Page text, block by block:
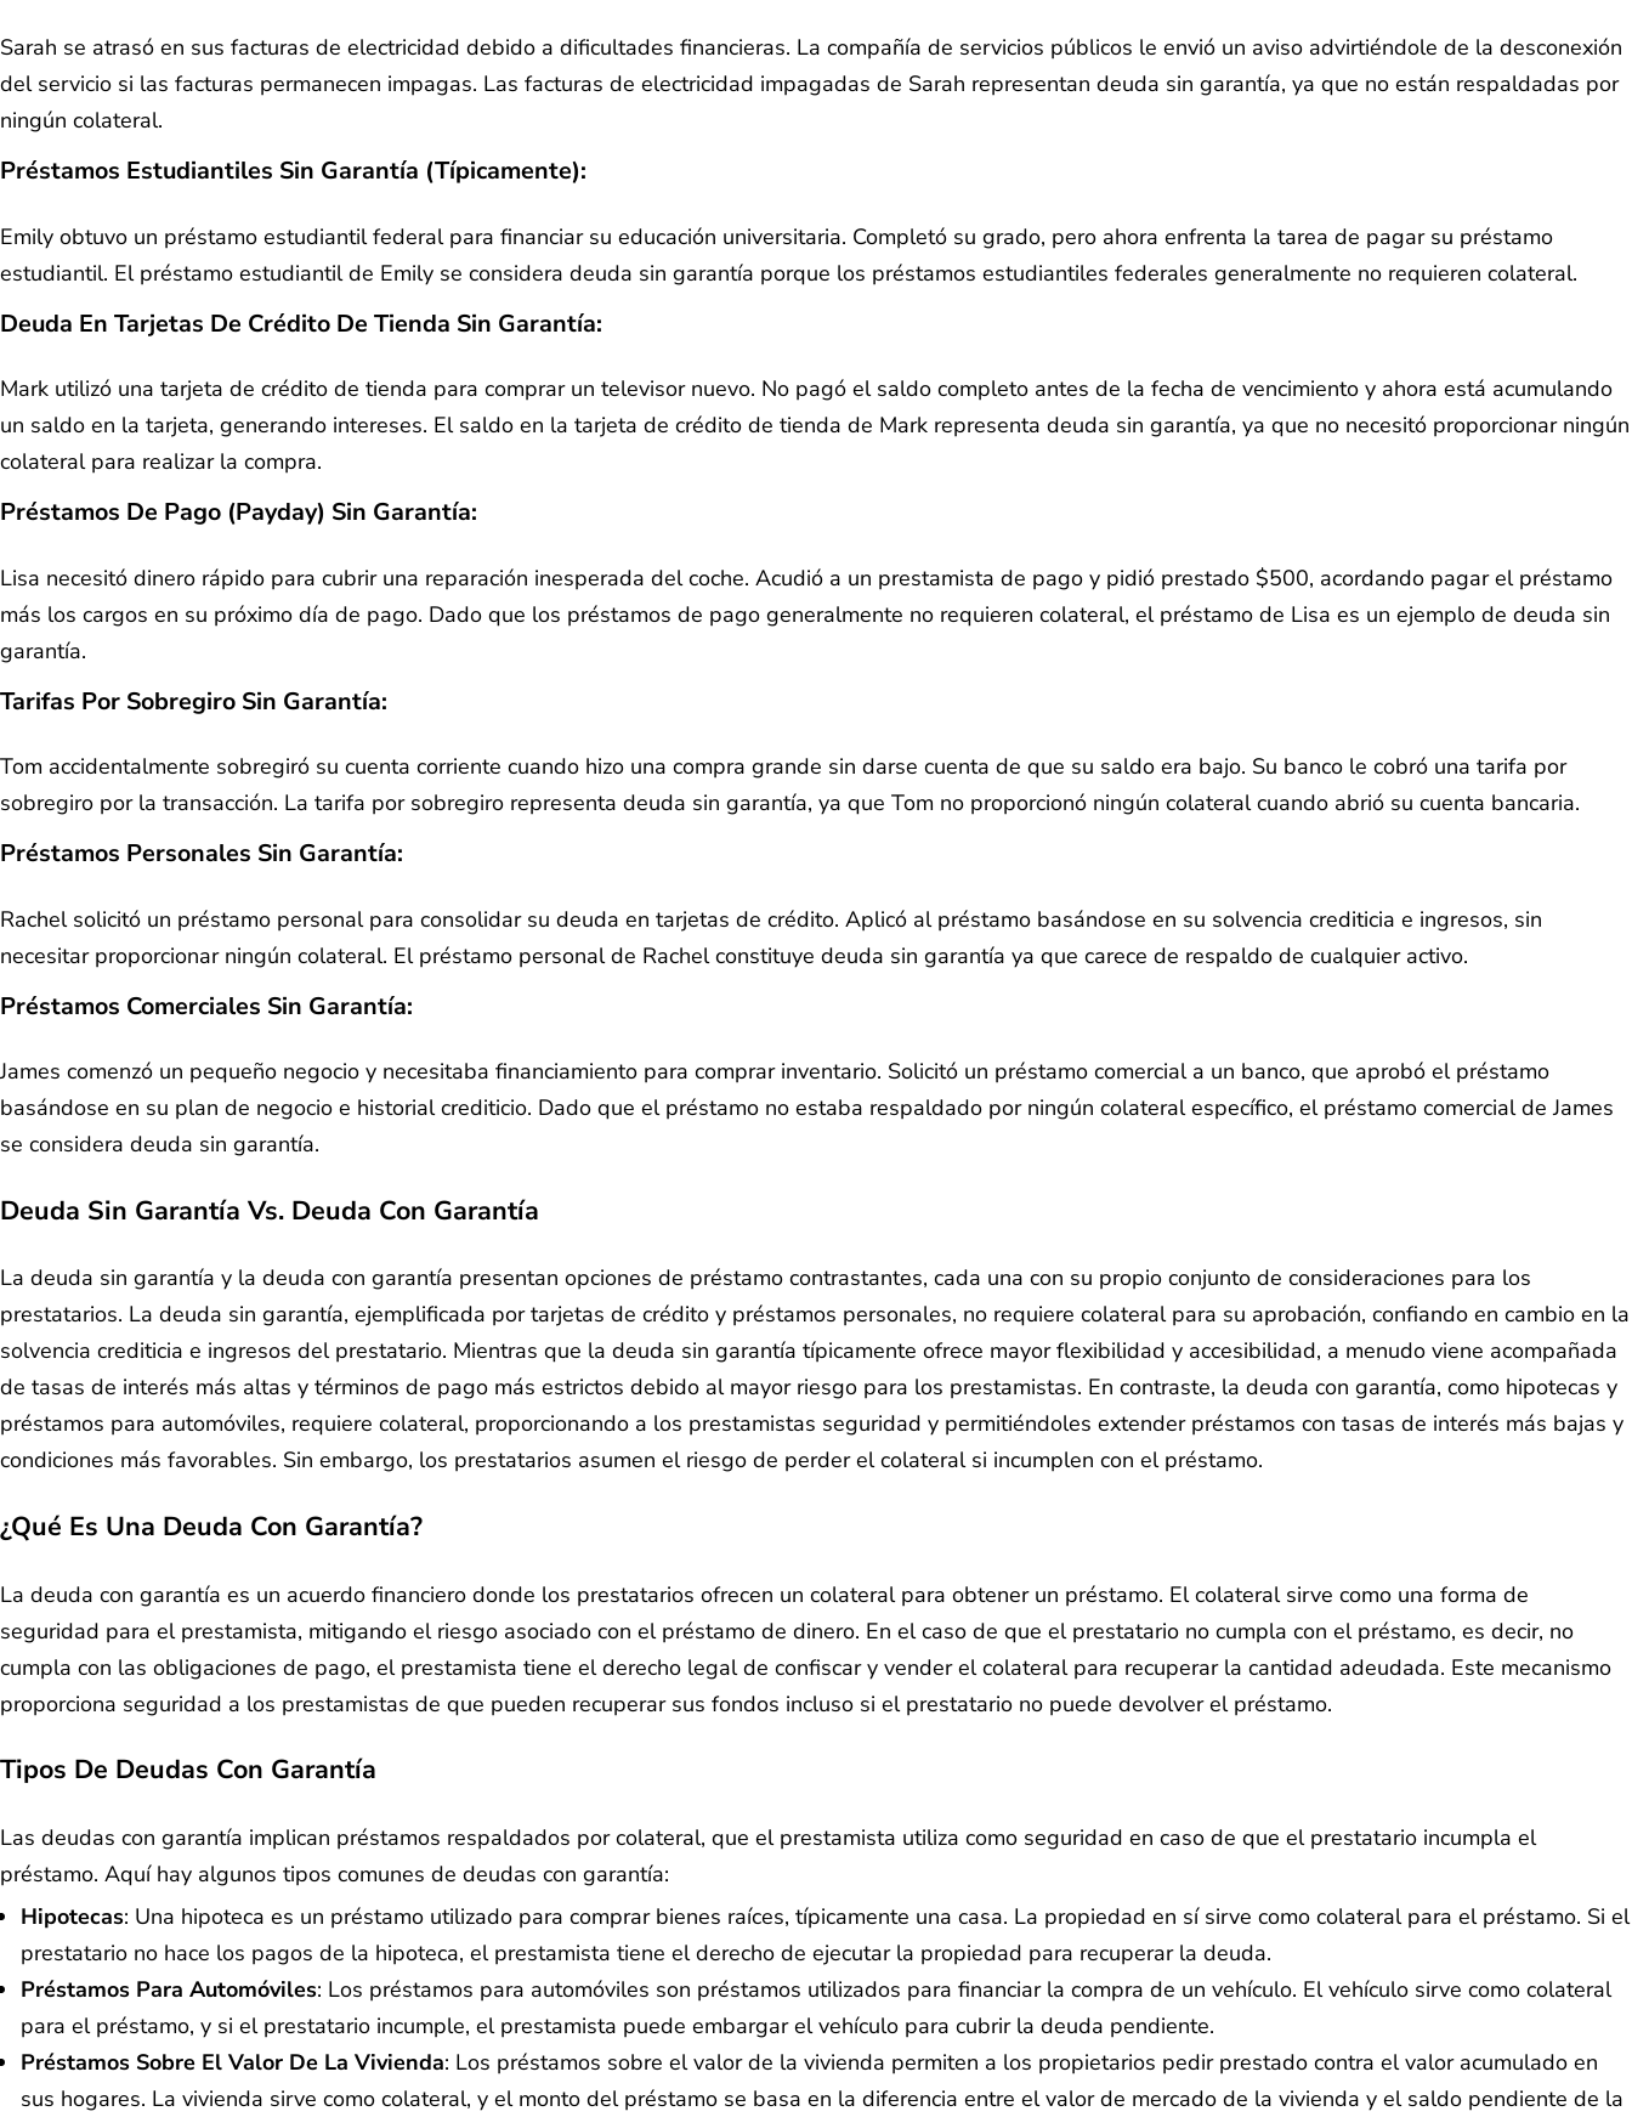
Sarah se atrasó en sus facturas de electricidad debido a dificultades financieras. La compañía de servicios públicos le envió un aviso advirtiéndole de la desconexión
del servicio si las facturas permanecen impagas. Las facturas de electricidad impagadas de Sarah representan deuda sin garantía, ya que no están respaldadas por
ningún colateral.
Préstamos Estudiantiles Sin Garantía (típicamente):
Emily obtuvo un préstamo estudiantil federal para financiar su educación universitaria. Completó su grado, pero ahora enfrenta la tarea de pagar su préstamo
estudiantil. El préstamo estudiantil de Emily se considera deuda sin garantía porque los préstamos estudiantiles federales generalmente no requieren colateral.
Deuda En Tarjetas De Crédito De Tienda Sin Garantía:
Mark utilizó una tarjeta de crédito de tienda para comprar un televisor nuevo. No pagó el saldo completo antes de la fecha de vencimiento y ahora está acumulando
un saldo en la tarjeta, generando intereses. El saldo en la tarjeta de crédito de tienda de Mark representa deuda sin garantía, ya que no necesitó proporcionar ningún
colateral para realizar la compra.
Préstamos De Pago (Payday) Sin Garantía:
Lisa necesitó dinero rápido para cubrir una reparación inesperada del coche. Acudió a un prestamista de pago y pidió prestado $500, acordando pagar el préstamo
más los cargos en su próximo día de pago. Dado que los préstamos de pago generalmente no requieren colateral, el préstamo de Lisa es un ejemplo de deuda sin
garantía.
Tarifas Por Sobregiro Sin Garantía:
Tom accidentalmente sobregiró su cuenta corriente cuando hizo una compra grande sin darse cuenta de que su saldo era bajo. Su banco le cobró una tarifa por
sobregiro por la transacción. La tarifa por sobregiro representa deuda sin garantía, ya que Tom no proporcionó ningún colateral cuando abrió su cuenta bancaria.
Préstamos Personales Sin Garantía:
Rachel solicitó un préstamo personal para consolidar su deuda en tarjetas de crédito. Aplicó al préstamo basándose en su solvencia crediticia e ingresos, sin
necesitar proporcionar ningún colateral. El préstamo personal de Rachel constituye deuda sin garantía ya que carece de respaldo de cualquier activo.
Préstamos Comerciales Sin Garantía:
James comenzó un pequeño negocio y necesitaba financiamiento para comprar inventario. Solicitó un préstamo comercial a un banco, que aprobó el préstamo
basándose en su plan de negocio e historial crediticio. Dado que el préstamo no estaba respaldado por ningún colateral específico, el préstamo comercial de James
se considera deuda sin garantía.
Deuda Sin Garantía Vs. Deuda Con Garantía
La deuda sin garantía y la deuda con garantía presentan opciones de préstamo contrastantes, cada una con su propio conjunto de consideraciones para los
prestatarios. La deuda sin garantía, ejemplificada por tarjetas de crédito y préstamos personales, no requiere colateral para su aprobación, confiando en cambio en la
solvencia crediticia e ingresos del prestatario. Mientras que la deuda sin garantía típicamente ofrece mayor flexibilidad y accesibilidad, a menudo viene acompañada
de tasas de interés más altas y términos de pago más estrictos debido al mayor riesgo para los prestamistas. En contraste, la deuda con garantía, como hipotecas y
préstamos para automóviles, requiere colateral, proporcionando a los prestamistas seguridad y permitiéndoles extender préstamos con tasas de interés más bajas y
condiciones más favorables. Sin embargo, los prestatarios asumen el riesgo de perder el colateral si incumplen con el préstamo.
¿Qué Es Una Deuda Con Garantía?
La deuda con garantía es un acuerdo financiero donde los prestatarios ofrecen un colateral para obtener un préstamo. El colateral sirve como una forma de
seguridad para el prestamista, mitigando el riesgo asociado con el préstamo de dinero. En el caso de que el prestatario no cumpla con el préstamo, es decir, no
cumpla con las obligaciones de pago, el prestamista tiene el derecho legal de confiscar y vender el colateral para recuperar la cantidad adeudada. Este mecanismo
proporciona seguridad a los prestamistas de que pueden recuperar sus fondos incluso si el prestatario no puede devolver el préstamo.
Tipos De Deudas Con Garantía
Las deudas con garantía implican préstamos respaldados por colateral, que el prestamista utiliza como seguridad en caso de que el prestatario incumpla el
préstamo. Aquí hay algunos tipos comunes de deudas con garantía:
Hipotecas: Una hipoteca es un préstamo utilizado para comprar bienes raíces, típicamente una casa. La propiedad en sí sirve como colateral para el préstamo. Si el
prestatario no hace los pagos de la hipoteca, el prestamista tiene el derecho de ejecutar la propiedad para recuperar la deuda.
Préstamos Para Automóviles: Los préstamos para automóviles son préstamos utilizados para financiar la compra de un vehículo. El vehículo sirve como colateral
para el préstamo, y si el prestatario incumple, el prestamista puede embargar el vehículo para cubrir la deuda pendiente.
Préstamos Sobre El Valor De La Vivienda: Los préstamos sobre el valor de la vivienda permiten a los propietarios pedir prestado contra el valor acumulado en
sus hogares. La vivienda sirve como colateral, y el monto del préstamo se basa en la diferencia entre el valor de mercado de la vivienda y el saldo pendiente de la